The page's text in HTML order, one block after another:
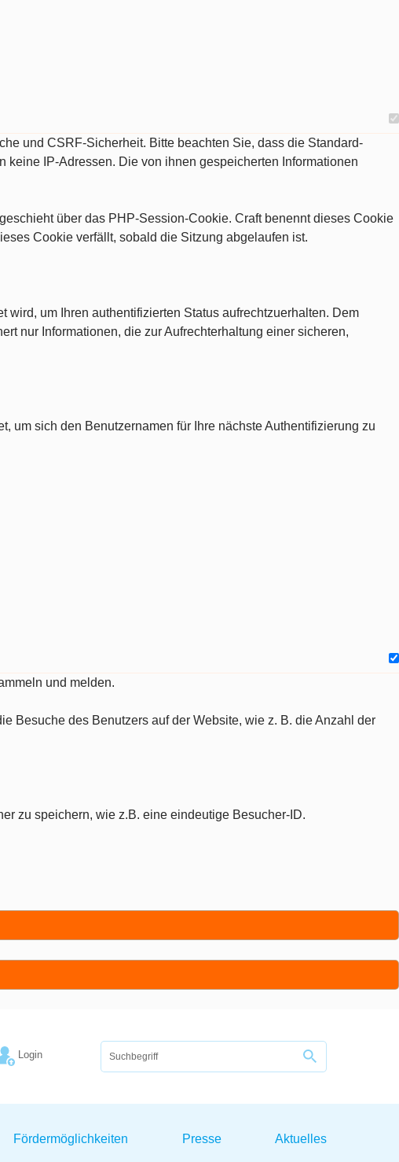
und CSRF-Sicherheit. Bitte beachten Sie, dass die Standard-
IP-Adressen. Die von ihnen gespeicherten Informationen
über das PHP-Session-Cookie. Craft benennt dieses Cookie
Cookie verfällt, sobald die Sitzung abgelaufen ist.
um Ihren authentifizierten Status aufrechtzuerhalten. Dem
nur Informationen, die zur Aufrechterhaltung einer sicheren,
um sich den Benutzernamen für Ihre nächste Authentifizierung zu
und melden.
Besuche des Benutzers auf der Website, wie z. B. die Anzahl der
zu speichern, wie z.B. eine eindeutige Besucher-ID.
Login
Fördermöglichkeiten Presse Aktuelles